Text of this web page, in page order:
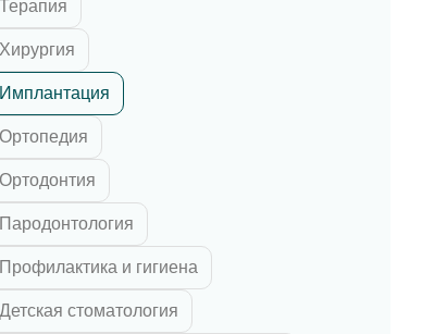
Терапия
Хирургия
Имплантация
Ортопедия
Ортодонтия
Пародонтология
Профилактика и гигиена
Детская стоматология